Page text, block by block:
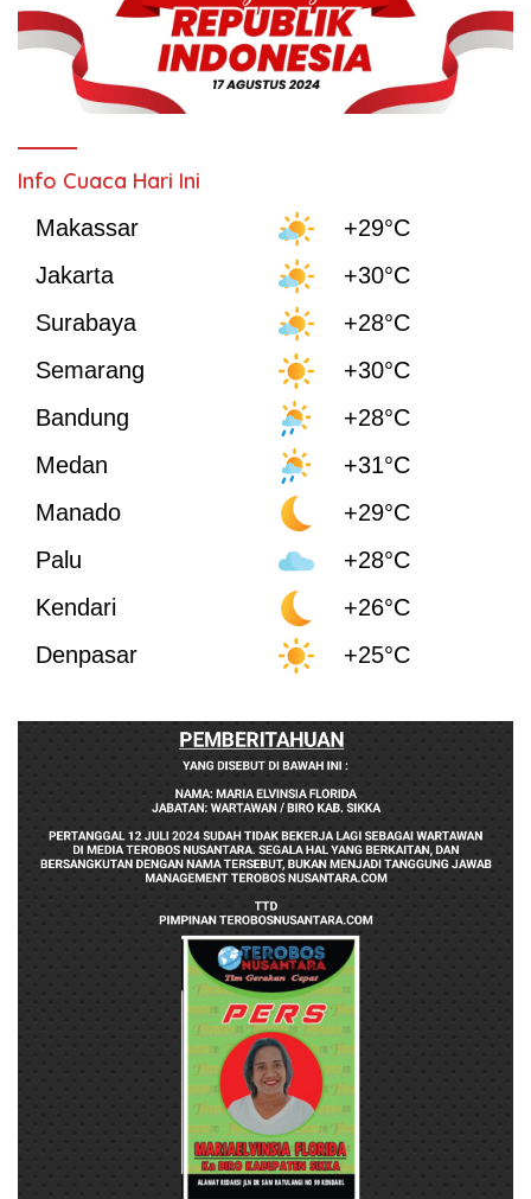
Info Cuaca Hari Ini
Makassar
+29°C
Jakarta
+30°C
Surabaya
+28°C
Semarang
+30°C
Bandung
+28°C
Medan
+31°C
Manado
+29°C
Palu
+28°C
Kendari
+26°C
Denpasar
+25°C